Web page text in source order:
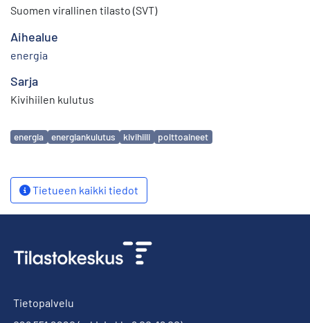
Suomen virallinen tilasto (SVT)
Aihealue
energia
Sarja
Kivihiilen kulutus
Avainsanat
energia energiankulutus kivihiili polttoaineet
Tietueen kaikki tiedot
Tietopalvelu